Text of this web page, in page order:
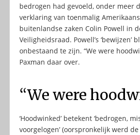
bedrogen had gevoeld, onder meer
verklaring van toenmalig
buitenlandse zaken Colin Powell in
Veiligheidsraad. Powell’s ‘bewijzen’
onbestaand te zijn. “We were
Paxman daar over.
“We were
‘Hoodwinked’ betekent ‘bedrogen,
voorgelogen’ (oorspronkelijk werd